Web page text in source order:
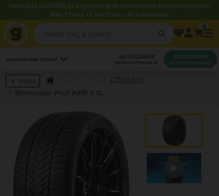
Használja a LENDÜLET kuponkódot és szereltessen kedvezményesen!
Még 51 nap 15 óra 21 perc 39 másodperc.
LEGKÖZELEBBI SZERVIZ AUTÓSZERVIZ
IDŐPONTFOGLALÁS
GUMISZERVIZ
IDŐPONTFOGLALÁS
Vissza
275/35R19